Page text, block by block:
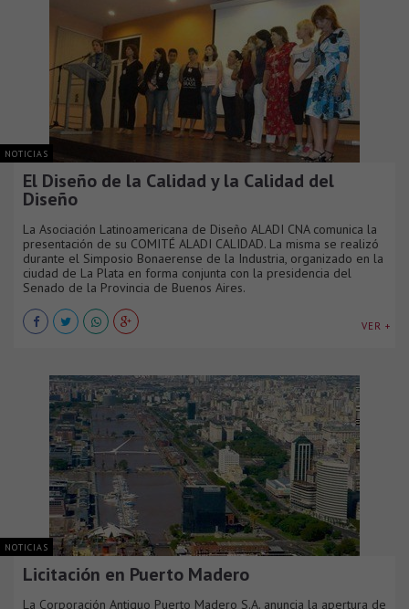
NOTICIAS
El Diseño de la Calidad y la Calidad del
Diseño
La Asociación Latinoamericana de Diseño ALADI CNA comunica la
presentación de su COMITÉ ALADI CALIDAD. La misma se realizó
durante el Simposio Bonaerense de la Industria, organizado en la
ciudad de La Plata en forma conjunta con la presidencia del
Senado de la Provincia de Buenos Aires.
VER +
NOTICIAS
Licitación en Puerto Madero
La Corporación Antiguo Puerto Madero S.A. anuncia la apertura de